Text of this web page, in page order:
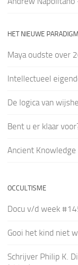
HET NIEUWE
Maya oudste over
Intellectueel
De logica van
Bent u er klaar
Ancient Knowledge
OCCULTISME
Docu v/d week
Gooi het kind niet
Schrijver Philip K.